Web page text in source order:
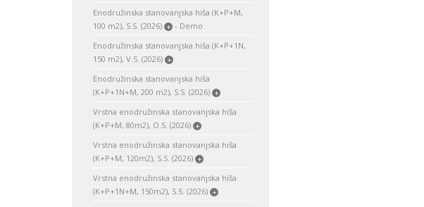
Enodružinska stanovanjska hiša (K+P+M,
100 m2), S.S. (2026) + - Demo
Enodružinska stanovanjska hiša (K+P+1N,
150 m2), V.S. (2026) +
Enodružinska stanovanjska hiša
(K+P+1N+M, 200 m2), S.S. (2026) +
Vrstna enodružinska stanovanjska hiša
(K+P+M, 80m2), O.S. (2026) +
Vrstna enodružinska stanovanjska hiša
(K+P+M, 120m2), S.S. (2026) +
Vrstna enodružinska stanovanjska hiša
(K+P+1N+M, 150m2), S.S. (2026) +